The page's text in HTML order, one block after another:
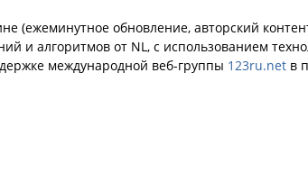
(ежеминутное обновление, авторский
алгоритмов от NL, с использованием
международной веб-группы 123ru.net в